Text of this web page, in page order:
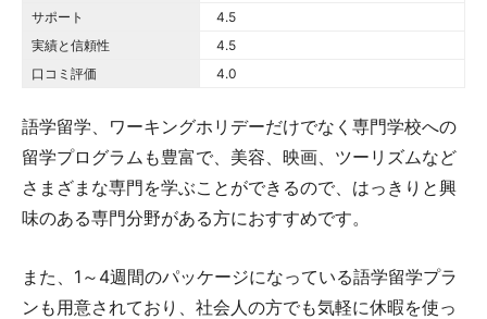
サポート
4.5 out of 5.0 stars
4.5
実績と信頼性
4.5 out of 5.0 stars
4.5
口コミ評価
4.0 out of 5.0 stars
4.0
語学留学、ワーキングホリデーだけでなく専門学校への
留学プログラムも豊富で、美容、映画、ツーリズムなど
さまざまな専門を学ぶことができるので、はっきりと興
味のある専門分野がある方におすすめです。
また、1～4週間のパッケージになっている語学留学プラ
ンも用意されており、社会人の方でも気軽に休暇を使っ